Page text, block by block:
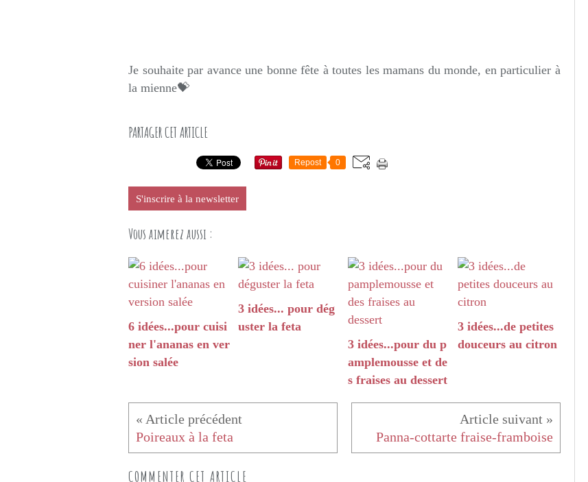
Je souhaite par avance une bonne fête à toutes les mamans du monde, en particulier à
la mienne💝
PARTAGER CET ARTICLE
Repost 0
S'inscrire à la newsletter
Vous aimerez aussi :
6 idées...pour cuisi
ner l'ananas en ver
sion salée
3 idées... pour dég
uster la feta
3 idées...pour du p
amplemousse et de
s fraises au dessert
3 idées...de petites
douceurs au citron
Poireaux à la feta Panna-cottarte fraise-framboise
COMMENTER CET ARTICLE